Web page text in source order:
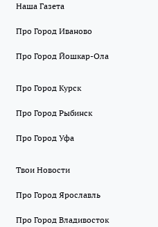
Наша Газета
Про Город Иваново
Про Город Йошкар-Ола
Про Город Курск
Про Город Рыбинск
Про Город Уфа
Твои Новости
Про Город Ярославль
Про Город Владивосток